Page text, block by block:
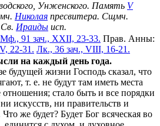
Унженского. Память V
Николая пресвитера. Сщмч.
Ираиды исп.
Мф., 91 зач., XXII, 23-33. Прав. Анны:
22-31. Лк., 36 зач., VIII, 16-21.
на каждый день года.
будущей жизни Господь сказал, что
т. е. не будут там иметь места
стало быть и все порядки
искусств, ни правительств и
же будет? Будет Бог всяческая во